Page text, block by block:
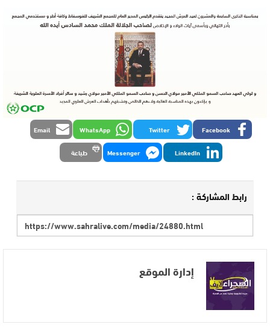
Facebook
Twitter
WhatsApp
Email
LinkedIn
Messenger طباعة
رابط المشاركة :
إدارة الموقع